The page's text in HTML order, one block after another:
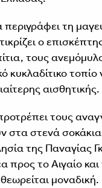
περιγράφει τη
ο
τους
κυκλαδίτικο
αισθητικής.
τους
στα στενά σοκάκια
της Παναγίας
προς το Αιγαίο και